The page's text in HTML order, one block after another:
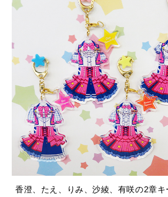
香澄、たえ、りみ、沙綾、有咲の2章